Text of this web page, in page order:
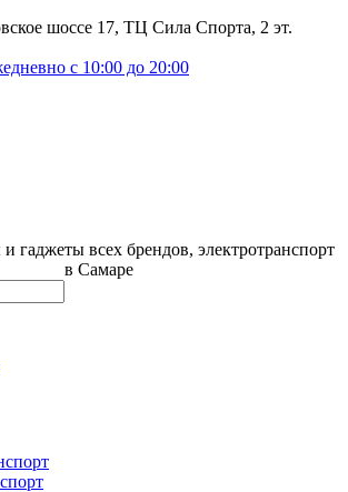
шоссе 17, ТЦ Сила Спорта, 2 эт.
с 10:00 до 20:00
гаджеты всех брендов, электротранспорт
в Самаре